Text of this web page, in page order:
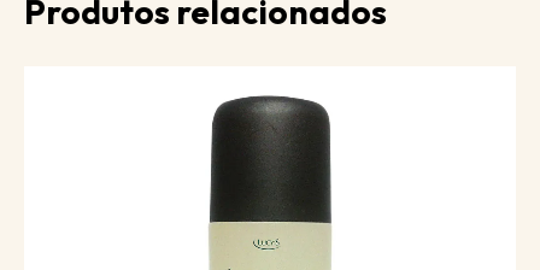
Produtos relacionados